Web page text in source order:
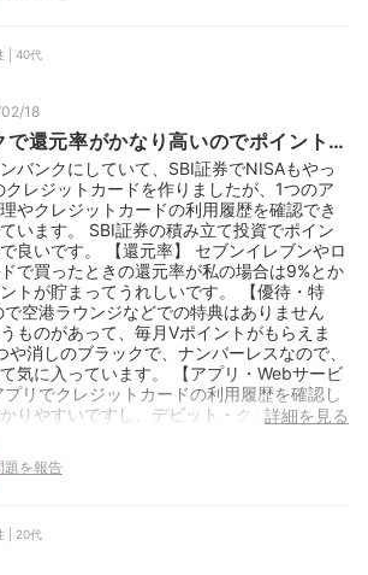
| 40代
18
で還元率がかなり高いのでポイントが
バンクにしていて、SBI証券でNISAもやっ
レジットカードを作りましたが、1つのア
やクレジットカードの利用履歴を確認でき
います。 SBI証券の積み立て投資でポイン
良いです。 【還元率】 セブンイレブンやロ
で買ったときの還元率が私の場合は9%とか
トが貯まってうれしいです。 【優待・特
空港ラウンジなどでの特典はありません
ものがあって、毎月Vポイントがもらえま
消しのブラックで、ナンバーレスなので、
気に入っています。 【アプリ・Webサービ
リでクレジットカードの利用履歴を確認し
りやすいですし、デビット・クレジット・
業：会社員 利用期間：1～2年未満 主な利
ッピング、コンビニ、スーパー・ドラッグ
ービスとグループが同じで使いやすい 保有
詳細を見る
題を報告
| 20代